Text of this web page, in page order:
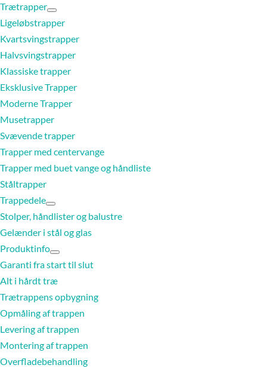
Trætrapper
Ligeløbstrapper
Kvartsvingstrapper
Halvsvingstrapper
Klassiske trapper
Eksklusive Trapper
Moderne Trapper
Musetrapper
Svævende trapper
Trapper med centervange
Trapper med buet vange og håndliste
Ståltrapper
Trappedele
Stolper, håndlister og balustre
Gelænder i stål og glas
Produktinfo
Garanti fra start til slut
Alt i hårdt træ
Trætrappens opbygning
Opmåling af trappen
Levering af trappen
Montering af trappen
Overfladebehandling